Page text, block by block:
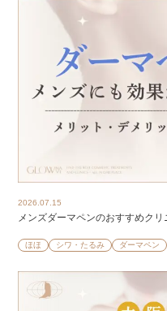
2026.07.15
メンズダーマペンのおすすめク
ほほ シワ・たるみ ダーマペン